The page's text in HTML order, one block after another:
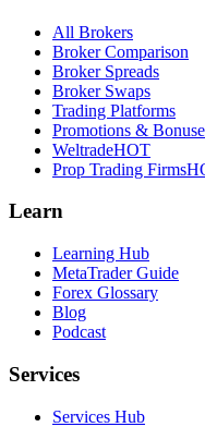
All Brokers
Broker Comparison
Broker Spreads
Broker Swaps
Trading Platforms
Promotions &
WeltradeHOT
Prop Trading Firms
Learn
Learning Hub
MetaTrader Guide
Forex Glossary
Blog
Podcast
Services
Services Hub